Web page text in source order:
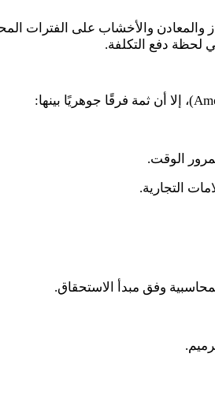
والأخشاب على الفترات
لحظة دفع التكلفة.
)، إلا أن ثمة فرقًا جوهريًا بينها:
الوقت.
التجارية.
وفق مبدأ الاستحقاق.